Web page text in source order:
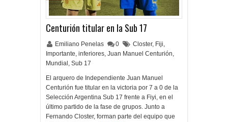
Centurión titular en la Sub 17
Emiliano Penelas 0 Closter, Fiji,
Importante, inferiores, Juan Manuel Centurión,
Mundial , Sub 17
El arquero de Independiente Juan Manuel
Centurión fue titular en la victoria por 7 a 0 de la
Selección Argentina Sub 17 frente a Fiyi, en el
último partido de la fase de grupos. Junto a
Fernando Closter, forman parte del equipo que